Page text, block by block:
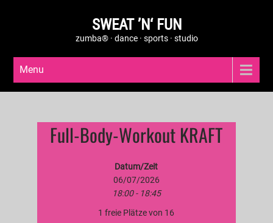
SWEAT ’N‘ FUN
zumba® · dance · sports · studio
Menu
Full-Body-Workout KRAFT
Datum/Zeit
06/07/2026
18:00 - 18:45
1 freie Plätze von 16